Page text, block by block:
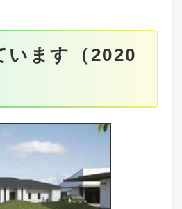
います（2020